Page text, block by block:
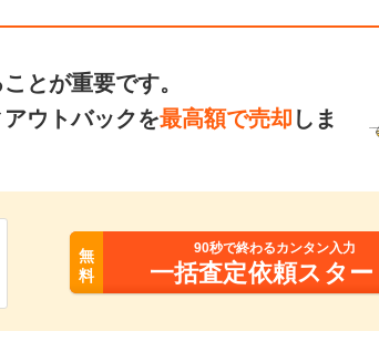
とが重要です。
ウトバックを最高額で売却 しま
無
料
90秒で終わるカンタン入力
一括査定依頼スター